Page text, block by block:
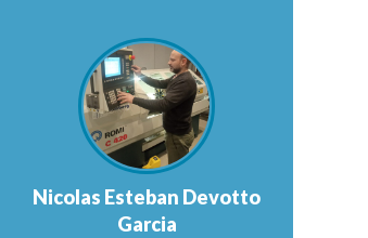
Nicolas Esteban Devotto
Garcia